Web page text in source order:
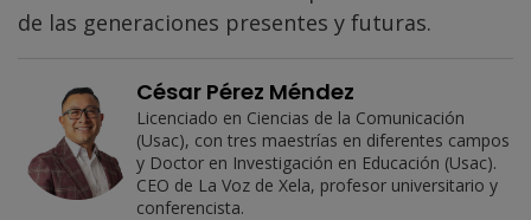
de las generaciones presentes y futuras.
César Pérez Méndez
Licenciado en Ciencias de la Comunicación
(Usac), con tres maestrías en diferentes campos
y Doctor en Investigación en Educación (Usac).
CEO de La Voz de Xela, profesor universitario y
conferencista.